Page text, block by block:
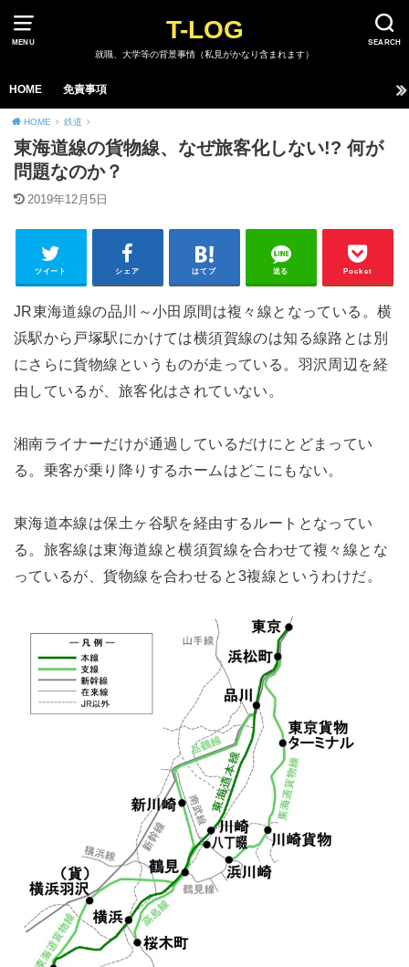
MENU SEARCH
T-LOG
就職、大学等の背景事情（私見がかなり含まれます）
HOME 免責事項
HOME 鉄道
東海道線の貨物線、なぜ旅客化しない!? 何が
問題なのか？
2019年12月5日
ツイート シェア はてブ 送る Pocket
JR東海道線の品川～小田原間は複々線となっている。横
浜駅から戸塚駅にかけては横須賀線のは知る線路とは別
にさらに貨物線というものが走っている。羽沢周辺を経
由しているが、旅客化はされていない。
湘南ライナーだけが通過しているだけにとどまってい
る。乗客が乗り降りするホームはどこにもない。
東海道本線は保土ヶ谷駅を経由するルートとなってい
る。旅客線は東海道線と横須賀線を合わせて複々線とな
っているが、貨物線を合わせると3複線というわけだ。